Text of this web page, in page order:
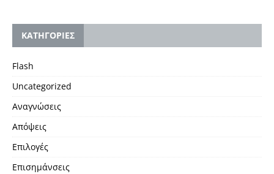
KΑΤΗΓΟΡΙΕΣ
Flash
Uncategorized
Αναγνώσεις
Απόψεις
Επιλογές
Επισημάνσεις